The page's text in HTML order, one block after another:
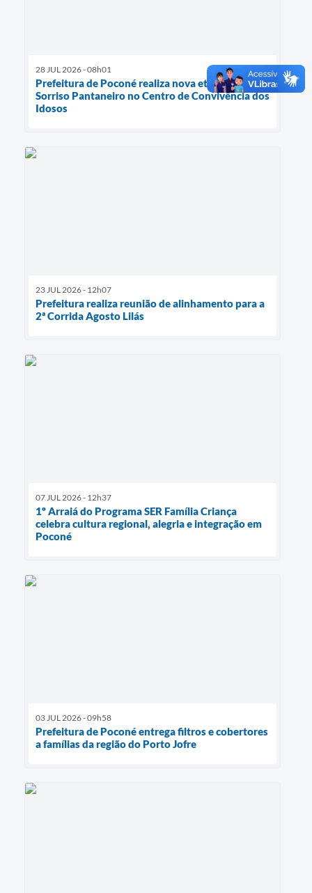
28 JUL 2026 - 08h01
Prefeitura de Poconé realiza nova etapa do
Sorriso Pantaneiro no Centro de Convivência dos
Idosos
23 JUL 2026 - 12h07
Prefeitura realiza reunião de alinhamento para a
2ª Corrida Agosto Lilás
07 JUL 2026 - 12h37
1º Arraiá do Programa SER Família Criança
celebra cultura regional, alegria e integração em
Poconé
03 JUL 2026 - 09h58
Prefeitura de Poconé entrega filtros e cobertores
a famílias da região do Porto Jofre